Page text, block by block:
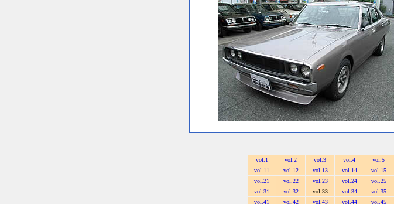
vol.1 vol.2 vol.3 vol.4 vol.5
vol.11
vol.12 vol.13 vol.14 vol.15
vol.21
vol.22 vol.23 vol.24 vol.25
vol.31
vol.32 vol.33 vol.34 vol.35
vol.41
vol.42 vol.43 vol.44 vol.45